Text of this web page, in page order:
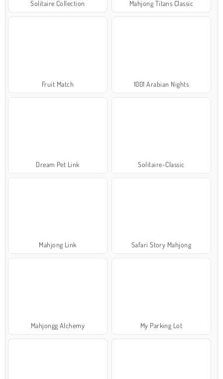
Solitaire Collection Mahjong Titans Classic
Fruit Match 1001 Arabian Nights
Dream Pet Link Solitaire-Classic
Mahjong Link Safari Story Mahjong
Mahjongg Alchemy My Parking Lot